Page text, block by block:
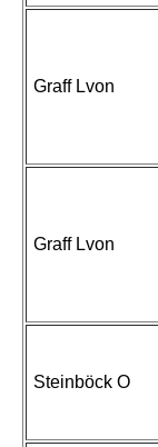
Graff Lvon
Graff Lvon
Steinböck O